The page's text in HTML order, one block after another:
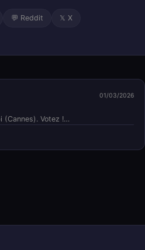
💬 Reddit 𝕏 X
01/03/2026
(Cannes). Votez !…